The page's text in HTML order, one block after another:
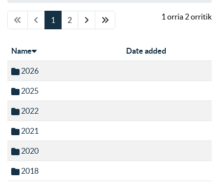
1 orria 2 orritik
1 2
Name Date added
2026
2025
2022
2021
2020
2018